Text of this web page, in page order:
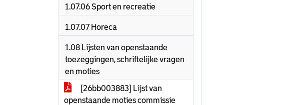
1.07.06 Sport en recreatie
1.07.07 Horeca
1.08 Lijsten van openstaande
toezeggingen, schriftelijke vragen
en moties
[26bb003883] Lijst van
openstaande moties commissie